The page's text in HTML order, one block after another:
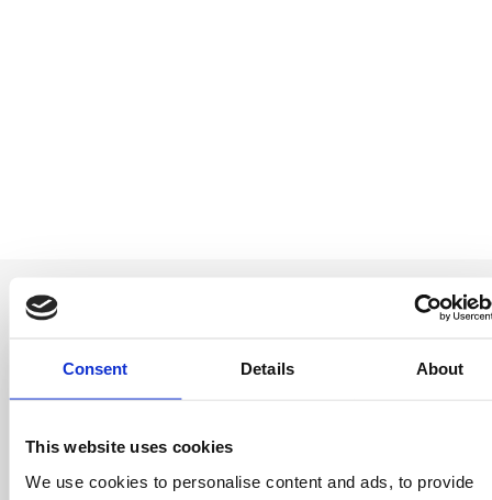
Consent Details About
This website uses cookies
We use cookies to personalise content and ads, to provide
Be the first to
know
Special offers, events and news from the